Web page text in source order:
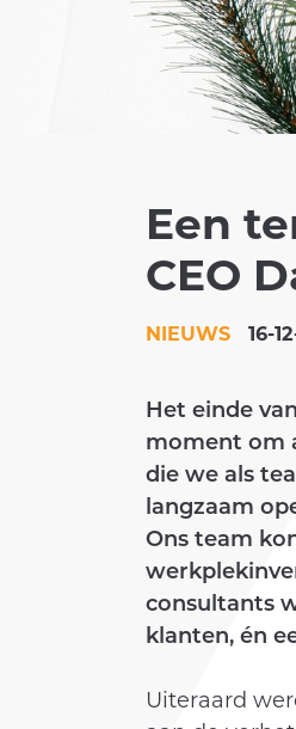
Een
CEO
NIEUWS 16-
Het einde
moment om
die we als
langzaam
Ons team
consultants
klanten, én
Uiteraard
AANPAK
KLANTEN
ACADEMY